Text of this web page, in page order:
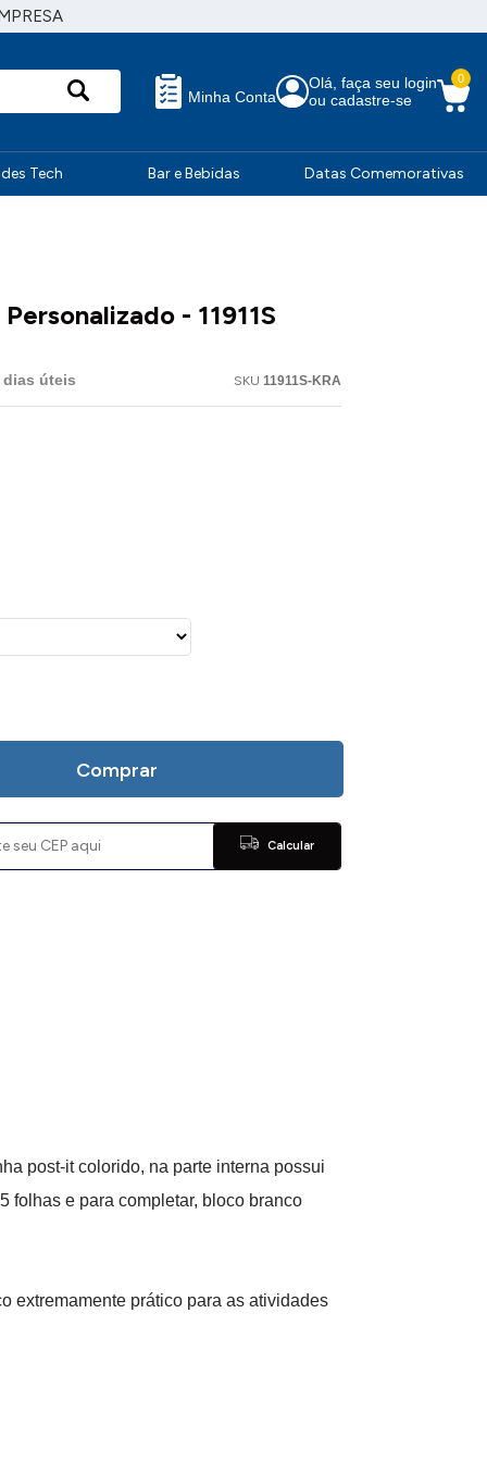
Minha Conta
Olá, faça seu login
ou cadastre-se
0
Tech Bar e Bebidas Datas Comemorativas
- 11911S
dias úteis SKU 11911S-KRA
Comprar
Calcular
post-it colorido, na parte interna possui
folhas e para completar, bloco branco
extremamente prático para as atividades